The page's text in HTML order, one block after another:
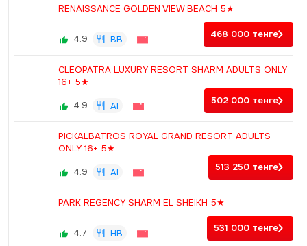
RENAISSANCE GOLDEN VIEW BEACH 5★
4.9 BB 468 000 тенге
CLEOPATRA LUXURY RESORT SHARM ADULTS ONLY
16+ 5★
4.9
AI 502 000 тенге
PICKALBATROS ROYAL GRAND RESORT ADULTS
ONLY 16+ 5★
4.9
AI 513 250 тенге
PARK REGENCY SHARM EL SHEIKH 5★
4.7 HB 531 000 тенге